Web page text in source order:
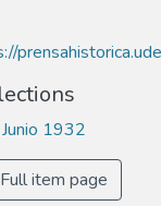
1932
Full item page